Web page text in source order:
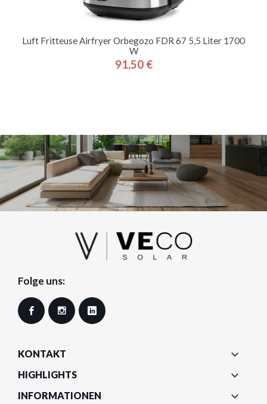
Luft Fritteuse Airfryer Orbegozo FDR 67 5,5 Liter 1700
W
Preis
91,50 €
Folge uns:
Facebook Instagram
KONTAKT 
HIGHLIGHTS 
INFORMATIONEN 